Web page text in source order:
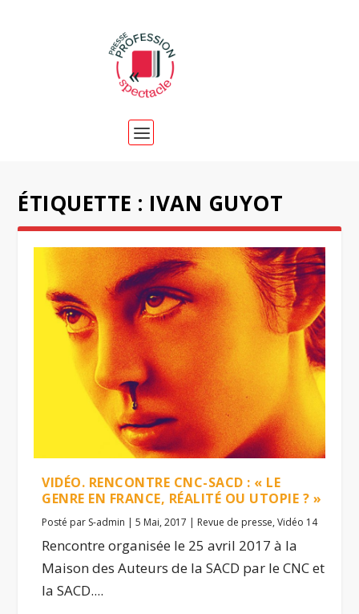
ÉTIQUETTE : IVAN GUYOT
VIDÉO. RENCONTRE CNC-SACD : « LE
GENRE EN FRANCE, RÉALITÉ OU UTOPIE ? »
Posté par S-admin |5 Mai, 2017 | Revue de presse,Vidéo 14
Rencontre organisée le 25 avril 2017 à la
Maison des Auteurs de la SACD par le CNC et
la SACD....